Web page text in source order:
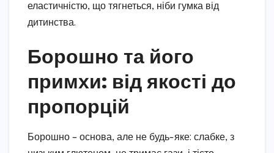
еластичністю, що тягнеться, ніби гумка від
дитинства.
Борошно та його
примхи: від якості до
пропорцій
Борошно – основа, але не будь-яке: слабке, з